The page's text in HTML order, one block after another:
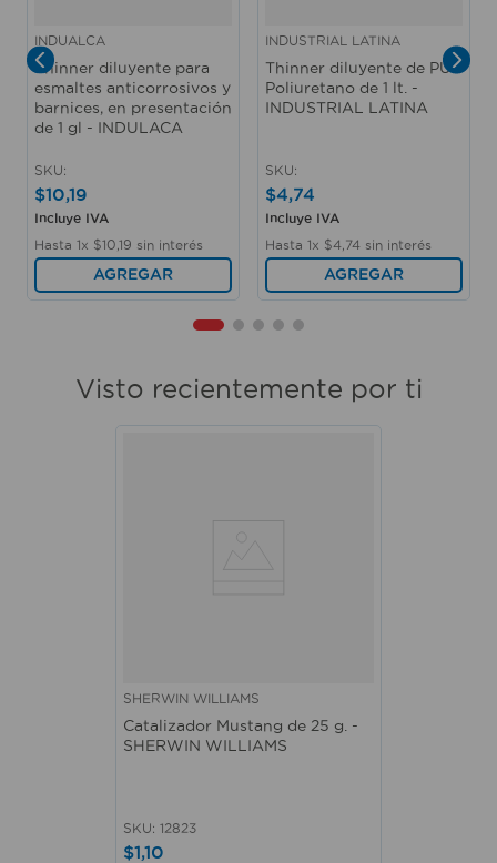
INDUALCA
Thinner diluyente para
esmaltes anticorrosivos y
barnices, en presentación
de 1 gl - INDULACA
SKU:
$10,19
Incluye IVA
Hasta 1x $10 19 sin interés
AGREGAR
INDUSTRIAL LATINA
Thinner diluyente de PU
Poliuretano de 1 lt. -
INDUSTRIAL LATINA
SKU:
$4,74
Incluye IVA
Hasta 1x $4 74 sin interés
AGREGAR
Visto recientemente por ti
SHERWIN WILLIAMS
Catalizador Mustang de 25 g. -
SHERWIN WILLIAMS
SKU: 12823
$1,10